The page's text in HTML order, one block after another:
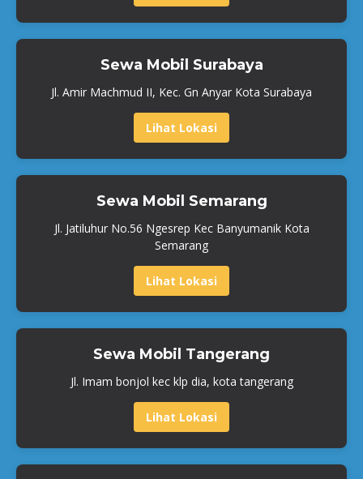
Sewa Mobil Surabaya
Jl. Amir Machmud II, Kec. Gn Anyar Kota Surabaya
Lihat Lokasi
Sewa Mobil Semarang
Jl. Jatiluhur No.56 Ngesrep Kec Banyumanik Kota
Semarang
Lihat Lokasi
Sewa Mobil Tangerang
Jl. Imam bonjol kec klp dia, kota tangerang
Lihat Lokasi